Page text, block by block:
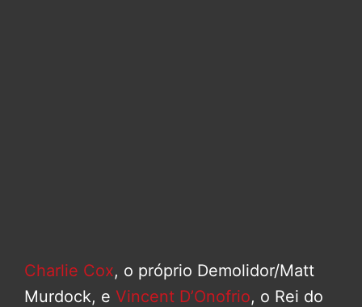
Charlie Cox, o próprio Demolidor/Matt
Murdock, e Vincent D’Onofrio, o Rei do